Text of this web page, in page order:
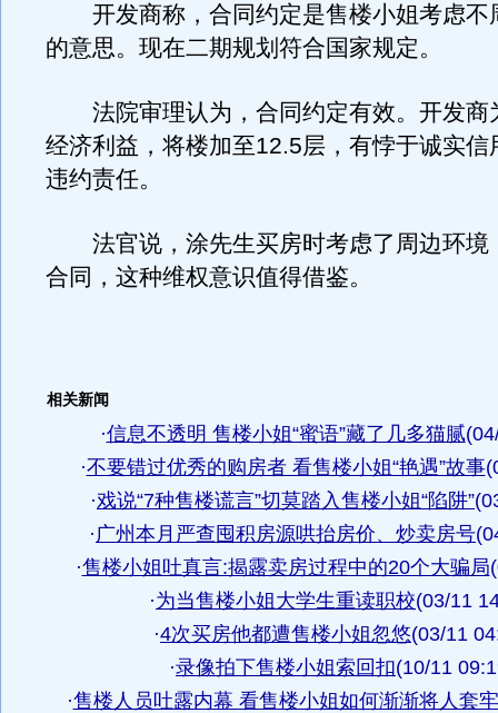
开发商称，合同约定是售楼小姐考虑不
的意思。现在二期规划符合国家规定。
法院审理认为，合同约定有效。开发商
经济利益，将楼加至12.5层，有悖于诚实信
违约责任。
法官说，涂先生买房时考虑了周边环境
合同，这种维权意识值得借鉴。
相关新闻
·信息不透明 售楼小姐“蜜语”藏了几多猫腻
·不要错过优秀的购房者 看售楼小姐“艳遇”故事
·戏说“7种售楼谎言”切莫踏入售楼小姐“陷阱”
·广州本月严查囤积房源哄抬房价、炒卖房号
·售楼小姐吐真言:揭露卖房过程中的20个大骗局
·为当售楼小姐大学生重读职校(03/11
·4次买房他都遭售楼小姐忽悠(03/11
·录像拍下售楼小姐索回扣(10/11
·售楼人员吐露内幕 看售楼小姐如何渐渐将人套牢